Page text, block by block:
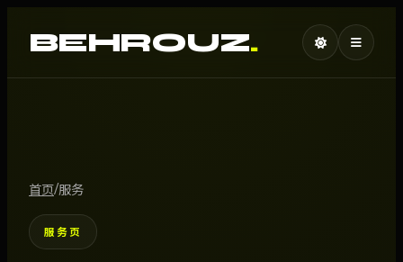
BEHROUZ.
首页/服务
服务页